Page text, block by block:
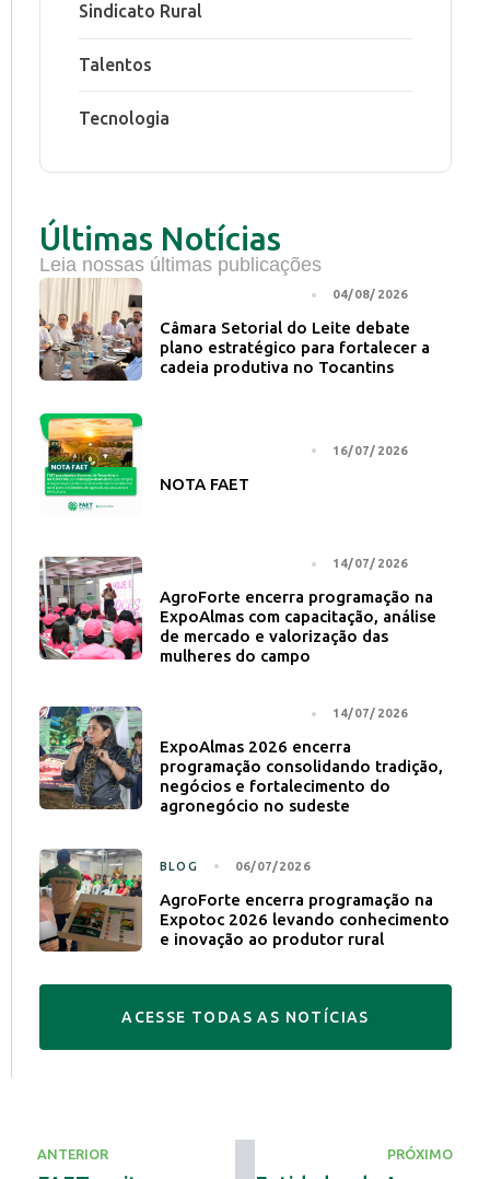
Sindicato Rural
Talentos
Tecnologia
Últimas Notícias
Leia nossas últimas publicações
04/08/2026
Câmara Setorial do Leite debate
plano estratégico para fortalecer a
cadeia produtiva no Tocantins
16/07/2026
NOTA FAET
14/07/2026
AgroForte encerra programação na
ExpoAlmas com capacitação, análise
de mercado e valorização das
mulheres do campo
14/07/2026
ExpoAlmas 2026 encerra
programação consolidando tradição,
negócios e fortalecimento do
agronegócio no sudeste
BLOG 06/07/2026
AgroForte encerra programação na
Expotoc 2026 levando conhecimento
e inovação ao produtor rural
A CESSE TO DA S A S NOT ÍCIAS
ANTERIOR PRÓXIMO